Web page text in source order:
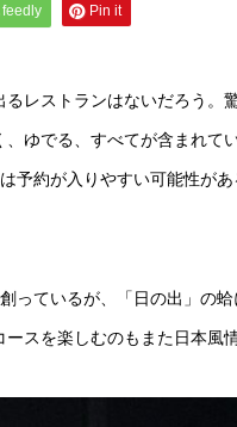
feedly Pin it
レストランはないだろう。
ゆでる、すべてが含まれて
予約が入りやすい可能性が
っているが、「日の出」の
スを楽しむのもまた日本風